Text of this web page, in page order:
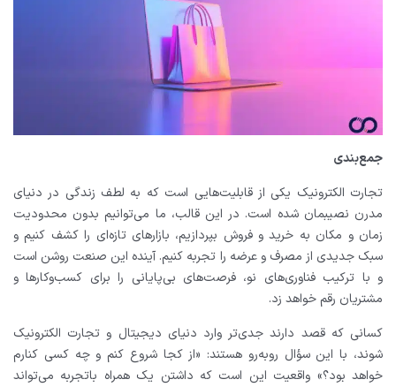
جمع‌بندی
تجارت الکترونیک یکی از قابلیت‌هایی است که به لطف زندگی در دنیای
مدرن نصیبمان شده است. در این قالب، ما می‌توانیم بدون محدودیت
زمان و مکان به خرید و فروش بپردازیم، بازارهای تازه‌ای را کشف کنیم و
سبک جدیدی از مصرف و عرضه را تجربه کنیم. آینده این صنعت روشن است
و با ترکیب فناوری‌های نو، فرصت‌های بی‌پایانی را برای کسب‌وکارها و
مشتریان رقم خواهد زد.
کسانی که قصد دارند جدی‌تر وارد دنیای دیجیتال و تجارت الکترونیک
شوند، با این سؤال روبه‌رو هستند: «از کجا شروع کنم و چه کسی کنارم
خواهد بود؟» واقعیت این است که داشتن یک همراه باتجربه می‌تواند